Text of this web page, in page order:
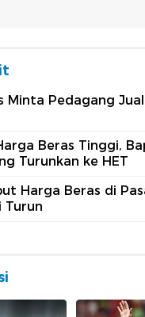
Minta Pedagang
Beras Tinggi,
Turunkan ke HET
Harga Beras di
Turun